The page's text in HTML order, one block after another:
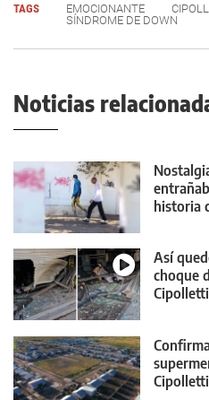
TAGS EMOCIONANTE
SÍNDROME DE DOWN
Noticias
historia
Así
choque
Cipolletti
Cipolletti